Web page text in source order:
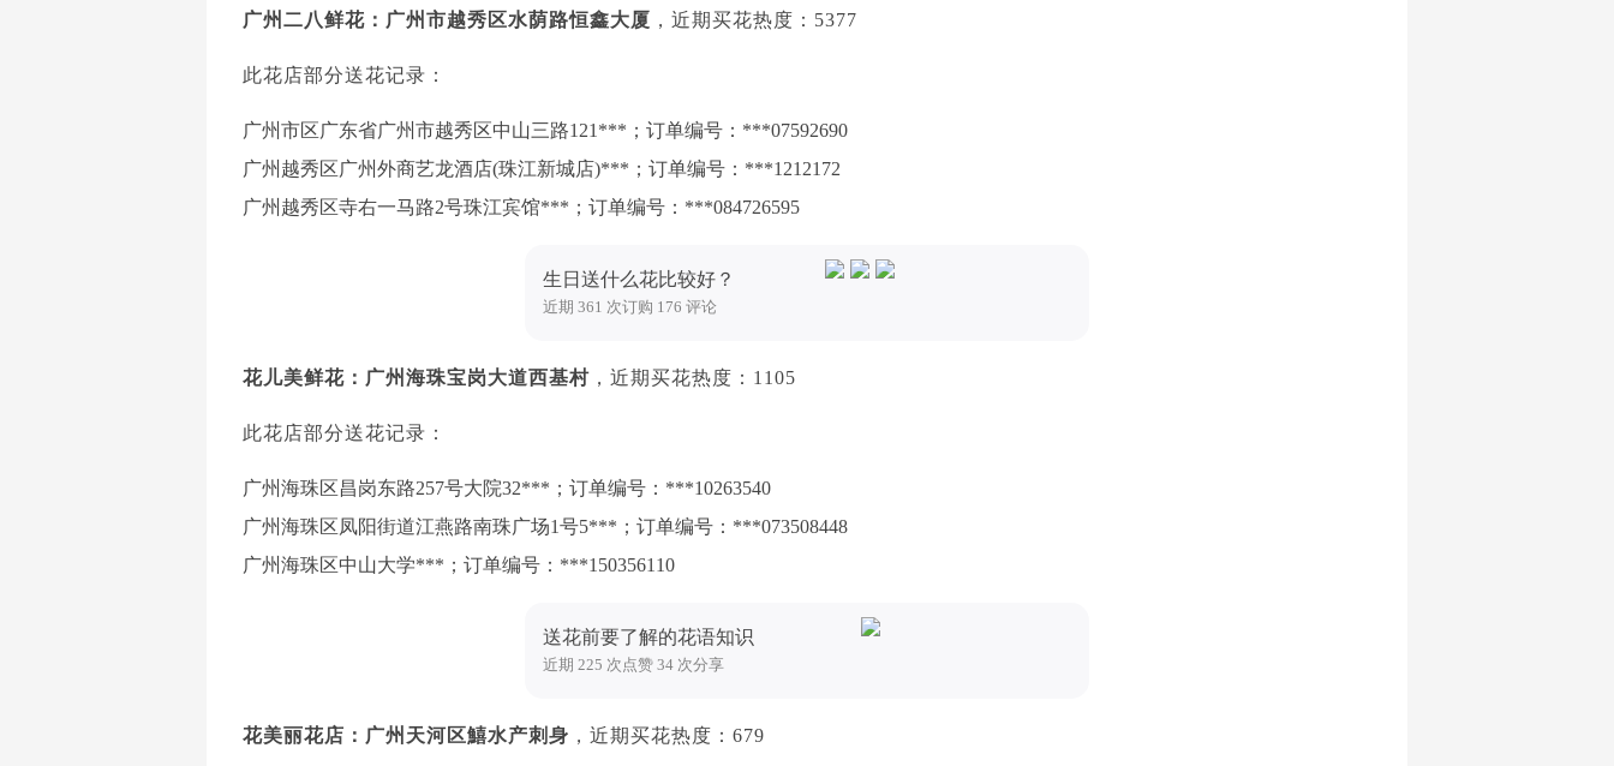
广州二八鲜花：广州市越秀区水荫路恒鑫大厦 ，近期买花热度：5377
此花店部分送花记录：
广州市区广东省广州市越秀区中山三路121***；订单编号：***07592690
广州越秀区广州外商艺龙酒店(珠江新城店)***；订单编号：***1212172
广州越秀区寺右一马路2号珠江宾馆***；订单编号：***084726595
生日送什么花比较好？
近期 361 次订购 176 评论
花儿美鲜花：广州海珠宝岗大道西基村 ，近期买花热度：1105
此花店部分送花记录：
广州海珠区昌岗东路257号大院32***；订单编号：***10263540
广州海珠区凤阳街道江燕路南珠广场1号5***；订单编号：***073508448
广州海珠区中山大学***；订单编号：***150356110
送花前要了解的花语知识
近期 225 次点赞 34 次分享
花美丽花店：广州天河区鱚水产刺身 ，近期买花热度：679